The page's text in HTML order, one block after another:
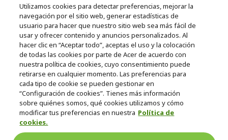
CPYou BV es el vendedor y distribuidor autorizado de los
productos y servicios ofrecidos en esta tienda.
Incluida la aportación para la gestión de RAEES, según RD.
110/2015, inscrita en el RII-AEE Nº 7573; de pilas y baterías, según
RD. 106/2008, inscrita en el RII-PYA Nº 2180. Adherida a los
sistemas integrales de gestión de ecopilas y ecoembes.
España
Utilizamos cookies para detectar preferencias, mejorar la
navegación por el sitio web, generar estadísticas de
usuario para hacer que nuestro sitio web sea más fácil de
usar y ofrecer contenido y anuncios personalizados. Al
hacer clic en “Aceptar todo”, aceptas el uso y la colocación
de todas las cookies por parte de Acer de acuerdo con
nuestra política de cookies, cuyo consentimiento puede
retirarse en cualquier momento. Las preferencias para
cada tipo de cookie se pueden gestionar en
“Configuración de cookies”. Tienes más información
sobre quiénes somos, qué cookies utilizamos y cómo
modificar tus preferencias en nuestra Política de
cookies.